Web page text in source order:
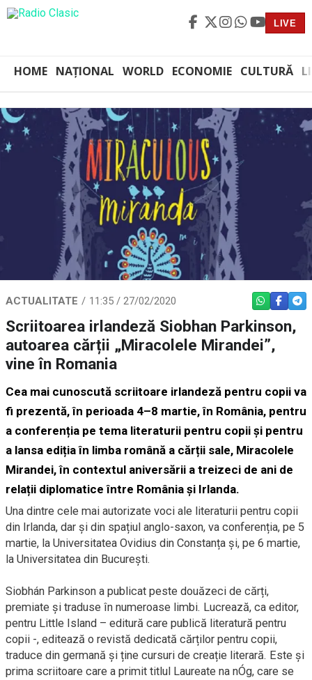
LIVE
HOME NAȚIONAL WORLD ECONOMIE CULTURĂ
ACTUALITATE 11:35 / 27/02/2020 WHATSAPP
Scriitoarea irlandeză Siobhan Parkinson,
autoarea cărții „Miracolele Mirandei”,
vine în Romania
Cea mai cunoscută scriitoare irlandeză pentru copii va
fi prezentă, în perioada 4–8 martie, în România, pentru
a conferenția pe tema literaturii pentru copii și pentru
a lansa ediția în limba română a cărții sale, Miracolele
Mirandei, în contextul aniversării a treizeci de ani de
relații diplomatice între România și Irlanda.
Una dintre cele mai autorizate voci ale literaturii pentru copii
din Irlanda, dar și din spațiul anglo-saxon, va conferenția, pe 5
martie, la Universitatea Ovidius din Constanța și, pe 6 martie,
la Universitatea din București.
Siobhán Parkinson a publicat peste douăzeci de cărți,
premiate și traduse în numeroase limbi. Lucrează, ca editor,
pentru Little Island – editură care publică literatură pentru
copii -, editează o revistă dedicată cărților pentru copii,
traduce din germană și ține cursuri de creație literară. Este și
prima scriitoare care a primit titlul Laureate na nÓg, care se